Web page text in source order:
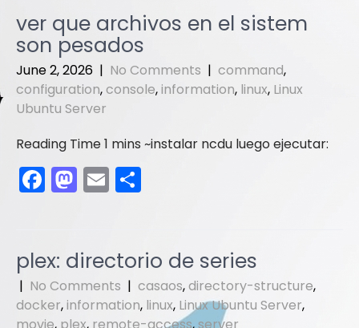
e
b
o
o
k
o
d
o
n
l e
ver que archivos en el sistem
son pesados
June 2, 2026 | No Comments | command,
configuration,console,information, linux, Linux
Ubuntu Server
instalar ncdu luego ejecutar:
F
a
e
b
o
M
a
o
d
o
E
m
l e
plex: directorio de series
| No Comments | casaos,directory-structure,
docker,information, linux, Linux Ubuntu Server,